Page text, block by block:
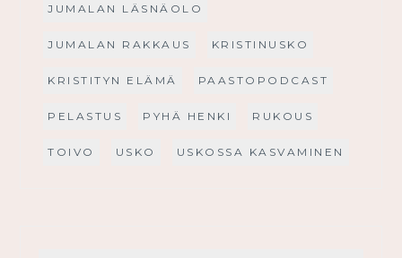
JUMALAN LÄSNÄOLO
JUMALAN RAKKAUS KRISTINUSKO
KRISTITYN ELÄMÄ PAASTOPODCAST
PELASTUS PYHÄ HENKI RUKOUS
TOIVO USKO USKOSSA KASVAMINEN